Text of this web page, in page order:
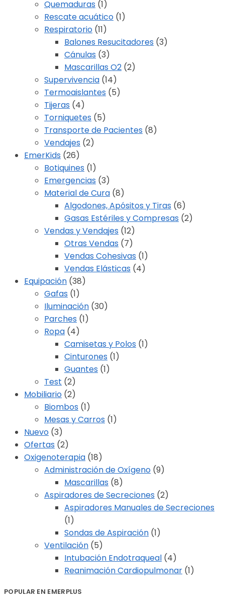
Quemaduras (1)
Rescate acuático (1)
Respiratorio (11)
Balones Resucitadores (3)
Cánulas (3)
Mascarillas O2 (2)
Supervivencia (14)
Termoaislantes (5)
Tijeras (4)
Torniquetes (5)
Transporte de Pacientes (8)
Vendajes (2)
EmerKids (26)
Botiquines (1)
Emergencias (3)
Material de Cura (8)
Algodones, Apósitos y Tiras (6)
Gasas Estériles y Compresas (2)
Vendas y Vendajes (12)
Otras Vendas (7)
Vendas Cohesivas (1)
Vendas Elásticas (4)
Equipación (38)
Gafas (1)
Iluminación (30)
Parches (1)
Ropa (4)
Camisetas y Polos (1)
Cinturones (1)
Guantes (1)
Test (2)
Mobiliario (2)
Biombos (1)
Mesas y Carros (1)
Nuevo (3)
Ofertas (2)
Oxigenoterapia (18)
Administración de Oxígeno (9)
Mascarillas (8)
Aspiradores de Secreciones (2)
Aspiradores Manuales de Secreciones
(1)
Sondas de Aspiración (1)
Ventilación (5)
Intubación Endotraqueal (4)
Reanimación Cardiopulmonar (1)
POPULAR EN EMERPLUS